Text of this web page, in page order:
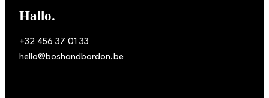
Hallo.
+32 456 37 01 33
hello@boshandbordon.be